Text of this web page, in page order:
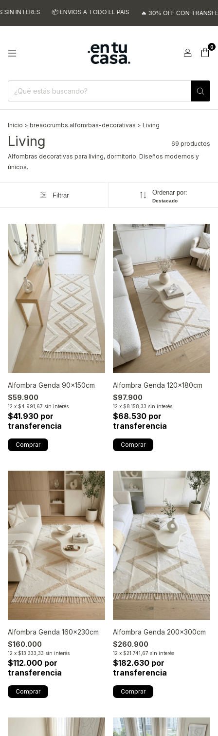
📦 ENVIOS A TODO EL PAIS 🔥 30% OFF CON TRANSFERENCIA 💳
0
Inicio > breadcrumbs.alfomrbas-decorativas > Living
Living
69 productos
Alfombras decorativas para living, dormitorio. Diseños modernos y
únicos.
Filtrar Ordenar por:
Destacado
Alfombra Genda 90x150cm
$59.900
12 x $4.991,67 sin interés
$41.930 por
transferencia
Alfombra Genda 120x180cm
$97.900
12 x $8.158,33 sin interés
$68.530 por
transferencia
Alfombra Genda 160x230cm
$160.000
12 x $13.333,33 sin interés
$112.000 por
transferencia
Alfombra Genda 200x300cm
$260.900
12 x $21.741,67 sin interés
$182.630 por
transferencia